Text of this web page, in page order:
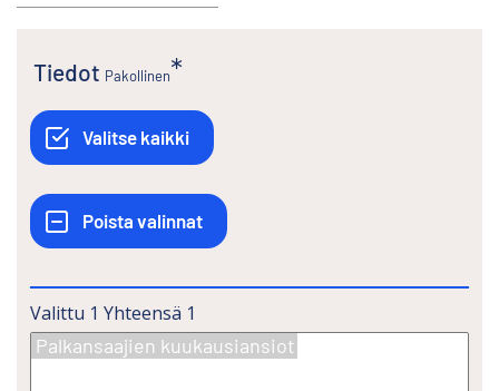
Tiedot Pakollinen
Valittu 1 Yhteensä 1